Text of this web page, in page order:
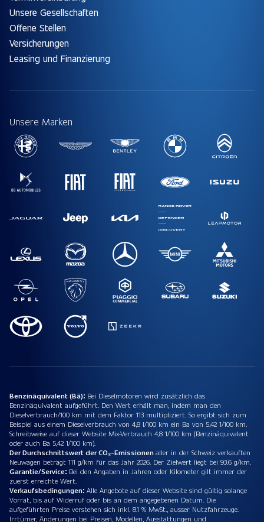
Unsere Gesellschaften
Offene Stellen
Versicherungen
Leasing und Finanzierung
Unsere Marken
Benzinäquivalent (Bä): Bei Dieselmotoren wird zusätzlich das
Benzinäquivalent aufgeführt. Den Wert erhält man, indem man den
Dieselverbrauch/100 km mit dem Faktor 113 multipliziert. So ergibt sich zum
Beispiel aus einem Dieselverbrauch von 4,8 l/100 km ein Ba von 5,42 1/100 km.
Schreibweise auf dieser Website Mix-Verbrauch 4,8 1/100 km (Benzinäquivalent
oder auch Ba 5,42 1/100 km).
Der Durchschnittswert der CO₂-Emissionenaller in der Schweiz verkauften
Neuwagen beträgt 111 g/km für das Jahr 2026. Der Zielwert liegt bei 93.6 g/km.
Garantie/Service: Bei den Angaben in Jahren oder Kilometer gilt immer der
zuerst erreichte Wert.
Verkaufsbedingungen: Alle Angebote auf dieser Website sind gültig solange
Vorrat, bis auf Widerruf oder bis an dem angegebenen Datum. Die
aufgeführten Preise verstehen sich inkl. 8.1 % MwSt., ausser Nutzfahrzeuge.
Irrtümer, Änderungen bei Preisen, Modellen, Ausstattungen und